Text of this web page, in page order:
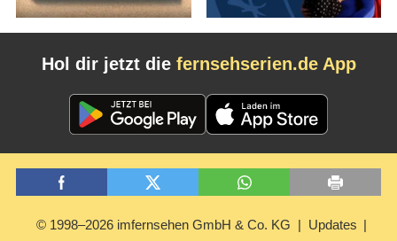
Hol dir jetzt die fernsehserien.de App
© 1998–2026 imfernsehen GmbH & Co. KG Updates